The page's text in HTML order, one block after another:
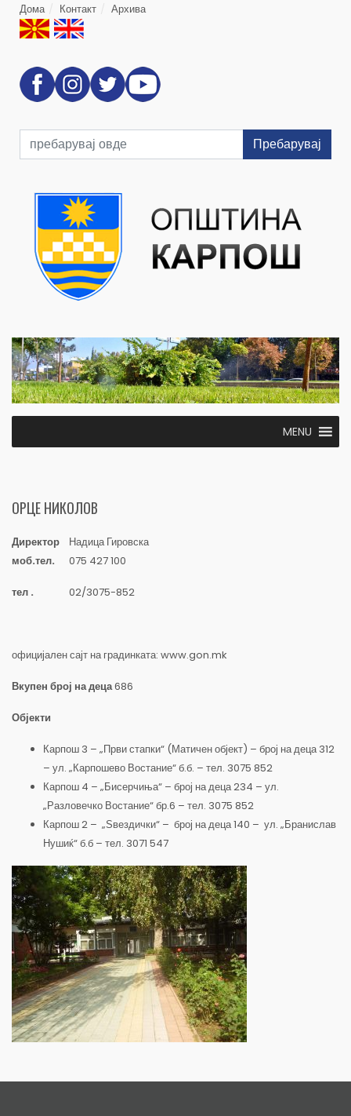
Дома Контакт Архива
Пребарувај
MENU
ОРЦЕ НИКОЛОВ
Директор Надица Гировска
моб.тел. 075 427 100
тел . 02/3075-852
официјален сајт на градинката: www.gon.mk
Вкупен број на деца686
Објекти
Карпош 3 – „Први стапки“ (Матичен објект) – број на деца 312
– ул. „Карпошево Востание“ б.б. – тел. 3075 852
Карпош 4 – „Бисерчиња“ – број на деца 234 – ул.
„Разловечко Востание“ бр.6 – тел. 3075 852
Карпош 2 – „Ѕвездички“ – број на деца 140 – ул. „Бранислав
Нушиќ“ б.б – тел. 3071 547